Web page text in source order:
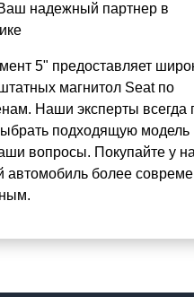
надежный партнер в
5" предоставляет
магнитол Seat по
Наши эксперты всегда
подходящую модель
вопросы. Покупайте у
автомобиль более